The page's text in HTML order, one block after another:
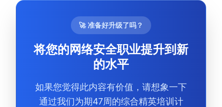
🚀 准备好升级了吗？
将您的网络安全职业提升到新
的水平
如果您觉得此内容有价值，请想象一下
通过我们为期47周的综合精英培训计